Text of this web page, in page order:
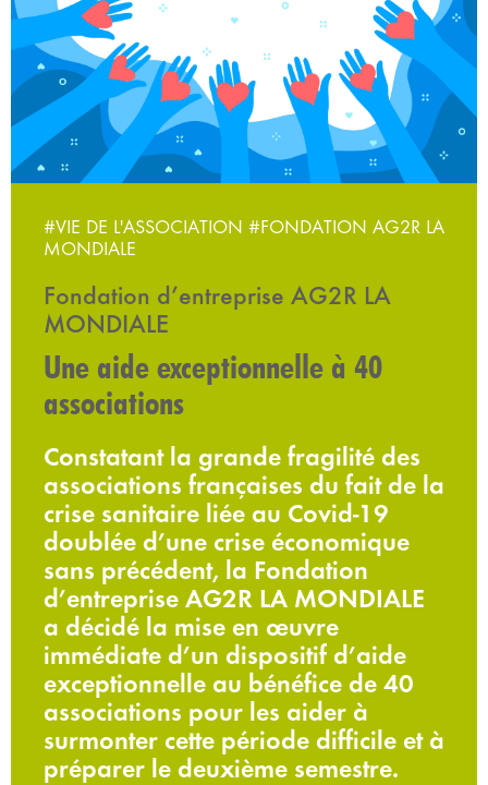
#VIE DE L'ASSOCIATION #FONDATION AG2R LA
MONDIALE
Fondation d’entreprise AG2R LA
MONDIALE
Une aide exceptionnelle à 40
associations
Constatant la grande fragilité des
associations françaises du fait de la
crise sanitaire liée au Covid-19
doublée d’une crise économique
sans précédent, la Fondation
d’entreprise AG2R LA MONDIALE
a décidé la mise en œuvre
immédiate d’un dispositif d’aide
exceptionnelle au bénéfice de 40
associations pour les aider à
surmonter cette période difficile et à
préparer le deuxième semestre.